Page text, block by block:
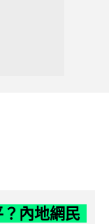
內地網民